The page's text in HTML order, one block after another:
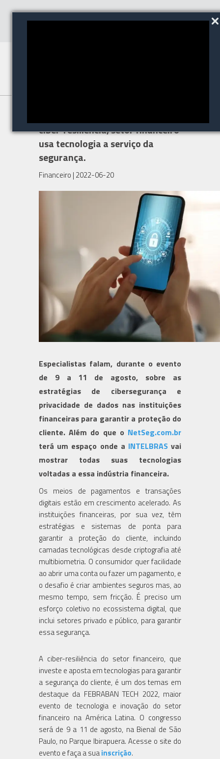
ciber-resiliência, setor financeiro
usa tecnologia a serviço da
segurança.
Financeiro | 2022-06-20
Especialistas falam, durante o evento
de 9 a 11 de agosto, sobre as
estratégias de cibersegurança e
privacidade de dados nas instituições
financeiras para garantir a proteção do
cliente. Além do que o NetSeg.com.br
terá um espaço onde a INTELBRASvai
mostrar todas suas tecnologias
voltadas a essa indústria financeira.
Os meios de pagamentos e transações
digitais estão em crescimento acelerado. As
instituições financeiras, por sua vez, têm
estratégias e sistemas de ponta para
garantir a proteção do cliente, incluindo
camadas tecnológicas desde criptografia até
multibiometria. O consumidor quer facilidade
ao abrir uma conta ou fazer um pagamento, e
o desafio é criar ambientes seguros mas, ao
mesmo tempo, sem fricção. É preciso um
esforço coletivo no ecossistema digital, que
inclui setores privado e público, para garantir
essa segurança.
A ciber-resiliência do setor financeiro, que
investe e aposta em tecnologias para garantir
a segurança do cliente, é um dos temas em
destaque da FEBRABAN TECH 2022, maior
evento de tecnologia e inovação do setor
financeiro na América Latina. O congresso
será de 9 a 11 de agosto, na Bienal de São
Paulo, no Parque Ibirapuera. Acesse o site do
evento e faça a suainscrição.